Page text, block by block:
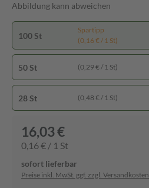
Abbildung kann abweichen
100 St
Spartipp
(0,16 € / 1 St)
50 St (0,29 € / 1 St)
28 St (0,48 € / 1 St)
16,03 €
0,16 € / 1 St
sofort lieferbar
Preise inkl. MwSt. ggf. zzgl. Versandkosten